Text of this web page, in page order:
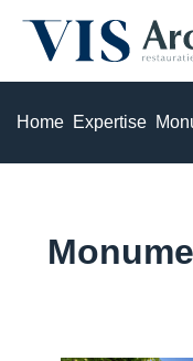
HOME
PROJECTEN
NIEUWS
Home Expertise